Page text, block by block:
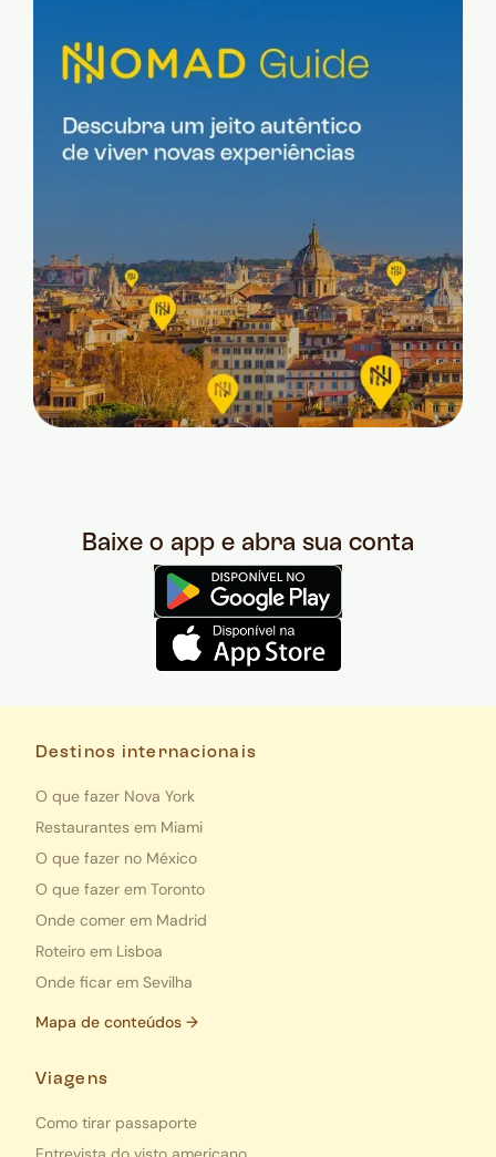
Baixe o app e abra sua conta
Destinos internacionais
O que fazer Nova York
Restaurantes em Miami
O que fazer no México
O que fazer em Toronto
Onde comer em Madrid
Roteiro em Lisboa
Onde ficar em Sevilha
Mapa de conteúdos →
Viagens
Como tirar passaporte